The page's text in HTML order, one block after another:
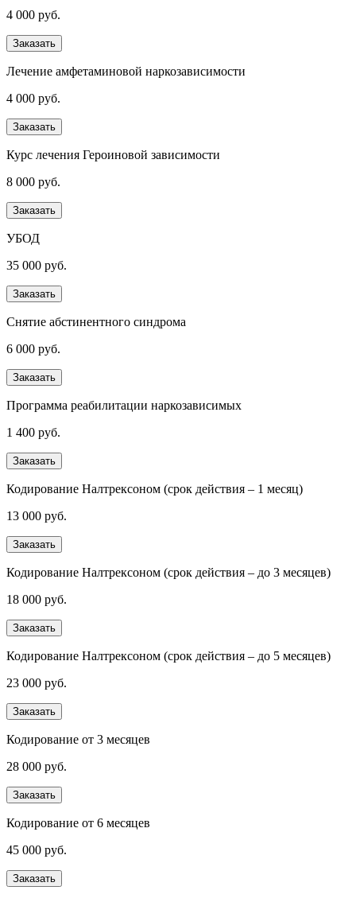
4 000 руб.
Заказать
Лечение амфетаминовой наркозависимости
4 000 руб.
Заказать
Курс лечения Героиновой зависимости
8 000 руб.
Заказать
УБОД
35 000 руб.
Заказать
Снятие абстинентного синдрома
6 000 руб.
Заказать
Программа реабилитации наркозависимых
1 400 руб.
Заказать
Кодирование Налтрексоном (срок действия – 1 месяц)
13 000 руб.
Заказать
Кодирование Налтрексоном (срок действия – до 3 месяцев)
18 000 руб.
Заказать
Кодирование Налтрексоном (срок действия – до 5 месяцев)
23 000 руб.
Заказать
Кодирование от 3 месяцев
28 000 руб.
Заказать
Кодирование от 6 месяцев
45 000 руб.
Заказать